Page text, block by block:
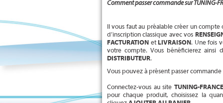
Comment passer commande sur TUNING-
Il vous faut au préalable créer un
d’inscription classique avec vos
FACTURATION etLIVRAISON. Une fois
votre compte. Vous bénéficierez ainsi
DISTRIBUTEUR.
Vous pouvez à présent passer commande
Connectez-vous au site TUNING-
pour chaque produit, choisissez la